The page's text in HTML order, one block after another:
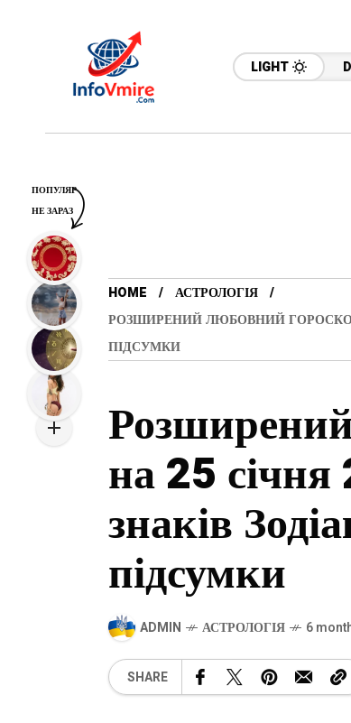
LIGHT
HOME
АСТРОЛОГІЯ
РОЗШИРЕНИЙ ЛЮБОВНИЙ ГОРОСКОП
ПІДСУМКИ
на 25 січня
знаків
підсумки
ADMIN АСТРОЛОГІЯ 6
SHARE
ПОПУЛЯР
НЕ ЗАРАЗ